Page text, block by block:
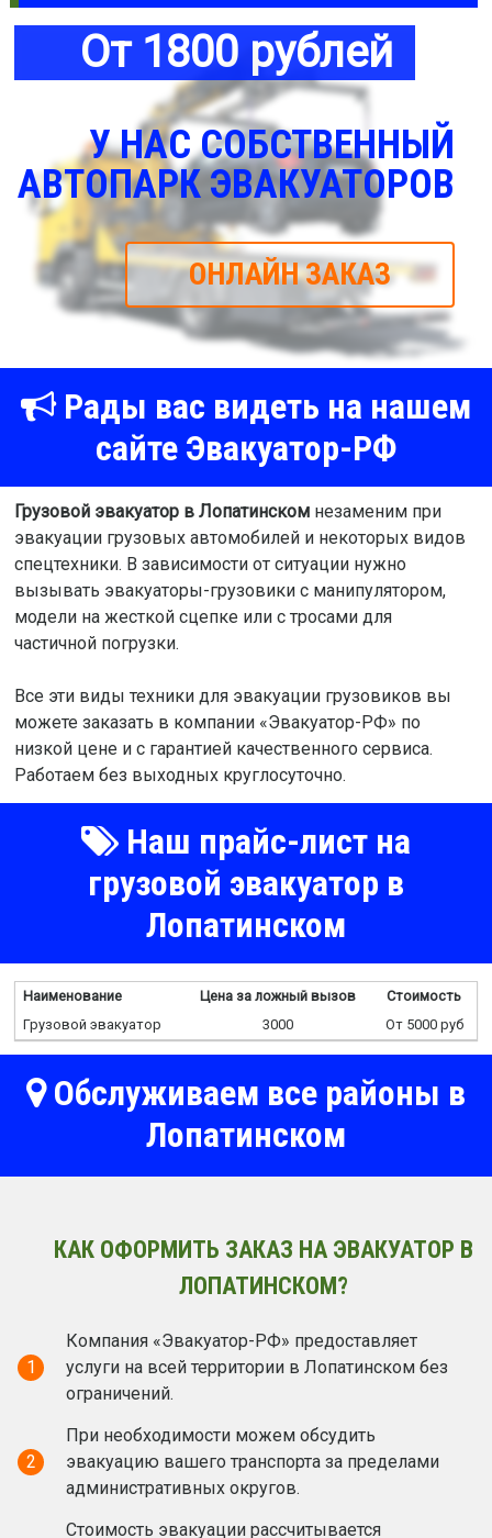
От 1800 рублей
У НАС СОБСТВЕННЫЙ
АВТОПАРК ЭВАКУАТОРОВ
ОНЛАЙН ЗАКАЗ
Рады вас видеть на нашем
сайте Эвакуатор-РФ
Грузовой эвакуатор в Лопатинскомнезаменим при
эвакуации грузовых автомобилей и некоторых видов
спецтехники. В зависимости от ситуации нужно
вызывать эвакуаторы-грузовики с манипулятором,
модели на жесткой сцепке или с тросами для
частичной погрузки.
Все эти виды техники для эвакуации грузовиков вы
можете заказать в компании «Эвакуатор-РФ» по
низкой цене и с гарантией качественного сервиса.
Работаем без выходных круглосуточно.
Наш прайс-лист на
грузовой эвакуатор в
Лопатинском
Наименование Цена за ложный вызов
Стоимость
Грузовой эвакуатор
3000 От 5000 руб
Обслуживаем все районы в
Лопатинском
КАК ОФОРМИТЬ ЗАКАЗ НА ЭВАКУАТОР В
ЛОПАТИНСКОМ?
1
Компания «Эвакуатор-РФ» предоставляет
услуги на всей территории в Лопатинском без
ограничений.
2
При необходимости можем обсудить
эвакуацию вашего транспорта за пределами
административных округов.
Стоимость эвакуации рассчитывается